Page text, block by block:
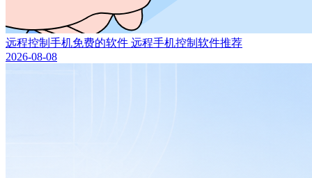
远程控制手机免费的软件 远程手机控制软件推荐
2026-08-08